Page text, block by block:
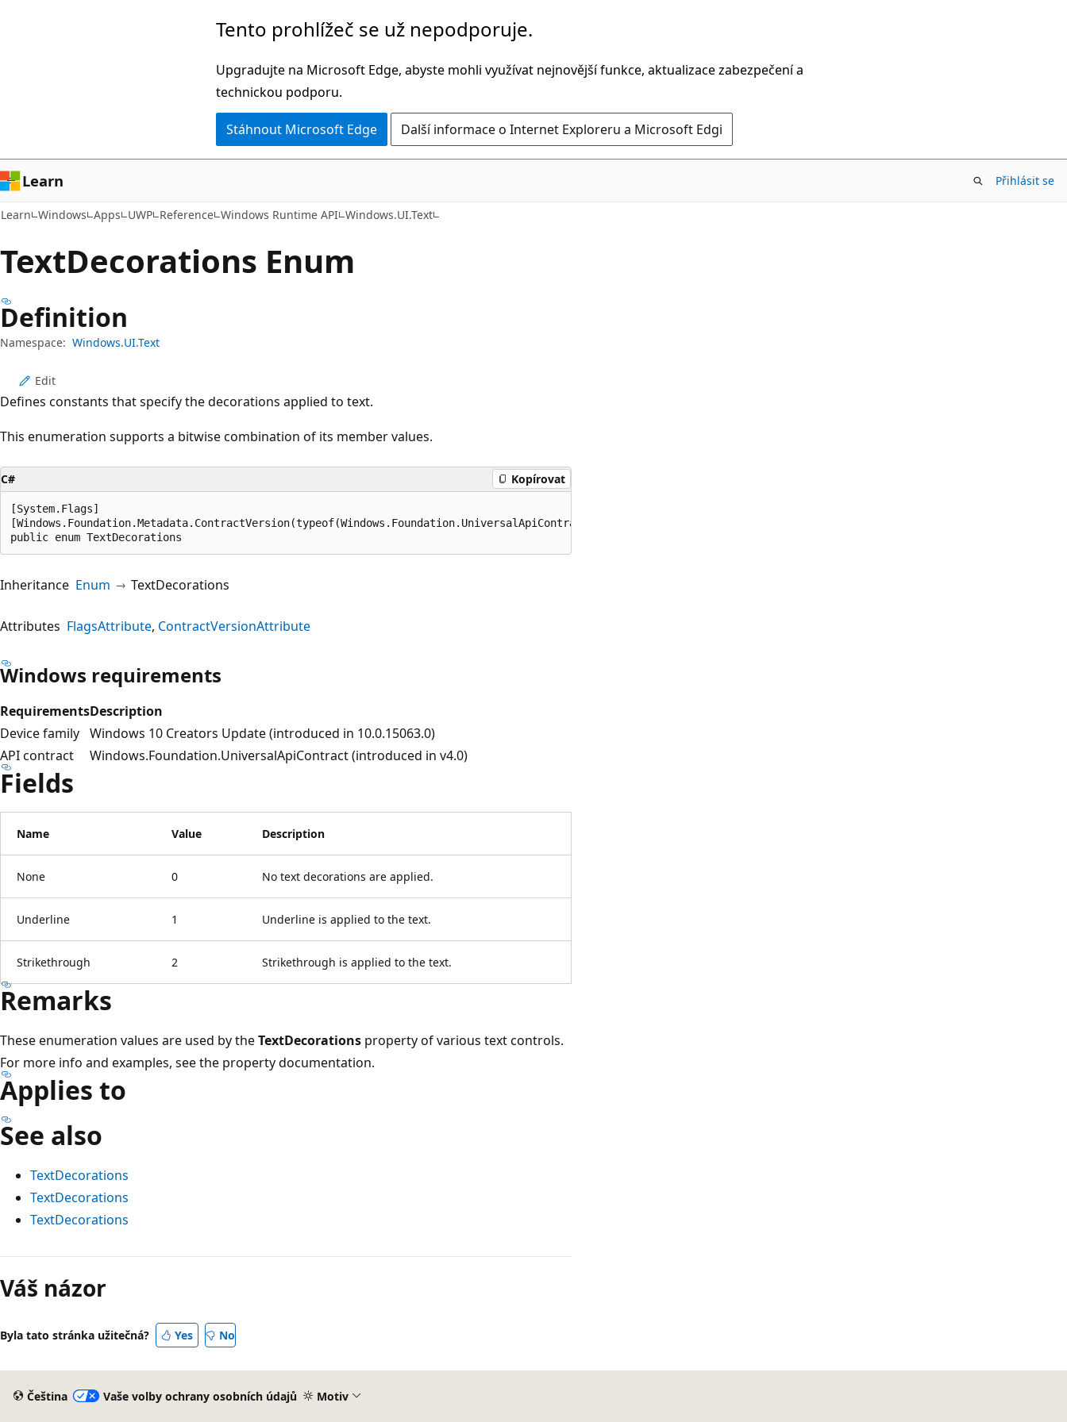
Tento prohlížeč se už nepodporuje.
Upgradujte na Microsoft Edge, abyste mohli využívat nejnovější funkce, aktualizace zabezpečení a
technickou podporu.
Stáhnout Microsoft Edge Další informace o Internet Exploreru a Microsoft Edgi
Learn Přihlásit se
Learn Windows Apps UWP Reference Windows Runtime API Windows.UI.Text
TextDecorations Enum
Definition
Namespace: Windows.UI.Text
Edit
Defines constants that specify the decorations applied to text.
This enumeration supports a bitwise combination of its member values.
C# Kopírovat
[System.Flags]
[Windows.Foundation.Metadata.ContractVersion(typeof(Windows.Foundation.UniversalApiContract), 262144)]
public enum TextDecorations
Inheritance Enum TextDecorations
Attributes FlagsAttribute ContractVersionAttribute
Windows requirements
RequirementsDescription
Device family Windows 10 Creators Update (introduced in 10.0.15063.0)
API contract
Windows.Foundation.UniversalApiContract (introduced in v4.0)
Fields
Name Value Description
None 0 No text decorations are applied.
Underline 1 Underline is applied to the text.
Strikethrough 2 Strikethrough is applied to the text.
Remarks
These enumeration values are used by theTextDecorations property of various text controls.
For more info and examples, see the property documentation.
Applies to
See also
TextDecorations
TextDecorations
TextDecorations
Váš názor
Byla tato stránka užitečná? Yes No
Čeština Vaše volby ochrany osobních údajů Motiv